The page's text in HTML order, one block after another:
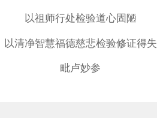
以祖师行处检验道心固陋
以清净智慧福德慈悲检验修证得失
毗卢妙参